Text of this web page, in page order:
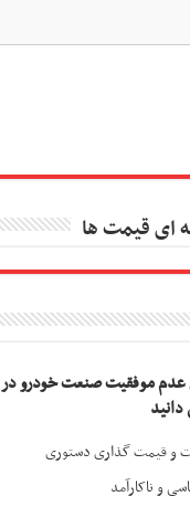
قیمت ها
عدم موفقیت صنعت خودرو در
و قیمت گذاری دستوری
و ناکارآمد